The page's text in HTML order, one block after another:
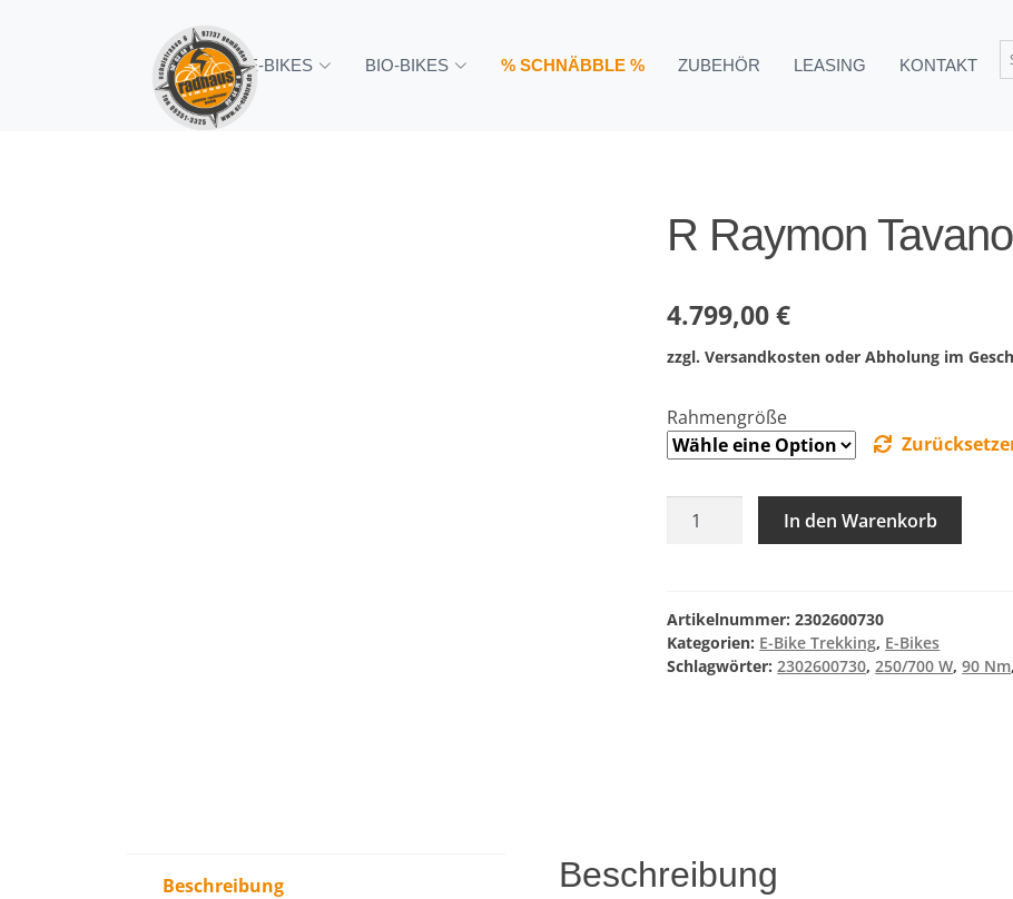
E-BIKES BIO-BIKES % SCHNÄBBLE % ZUBEHÖR LEASING KONTAKT
Startseite
R Raymon
4.799,00€
zzgl. Versandkosten oder Abholung im
Rahmengröße
Raymon
Menge
In den Warenkorb
Artikelnummer:2302600730
Kategorien: E-Bike Trekking, E-Bikes
Schlagwörter:2302600730,250/700 W,90 Nm,
Beschreibung Beschreibung